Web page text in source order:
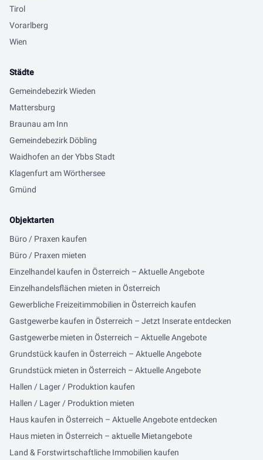
Tirol
Vorarlberg
Wien
Städte
Gemeindebezirk Wieden
Mattersburg
Braunau am Inn
Gemeindebezirk Döbling
Waidhofen an der Ybbs Stadt
Klagenfurt am Wörthersee
Gmünd
Objektarten
Büro / Praxen kaufen
Büro / Praxen mieten
Einzelhandel kaufen in Österreich – Aktuelle Angebote
Einzelhandelsflächen mieten in Österreich
Gewerbliche Freizeitimmobilien in Österreich kaufen
Gastgewerbe kaufen in Österreich – Jetzt Inserate entdecken
Gastgewerbe mieten in Österreich – Aktuelle Angebote
Grundstück kaufen in Österreich – Aktuelle Angebote
Grundstück mieten in Österreich – Aktuelle Angebote
Hallen / Lager / Produktion kaufen
Hallen / Lager / Produktion mieten
Haus kaufen in Österreich – Aktuelle Angebote entdecken
Haus mieten in Österreich – aktuelle Mietangebote
Land & Forstwirtschaftliche Immobilien kaufen